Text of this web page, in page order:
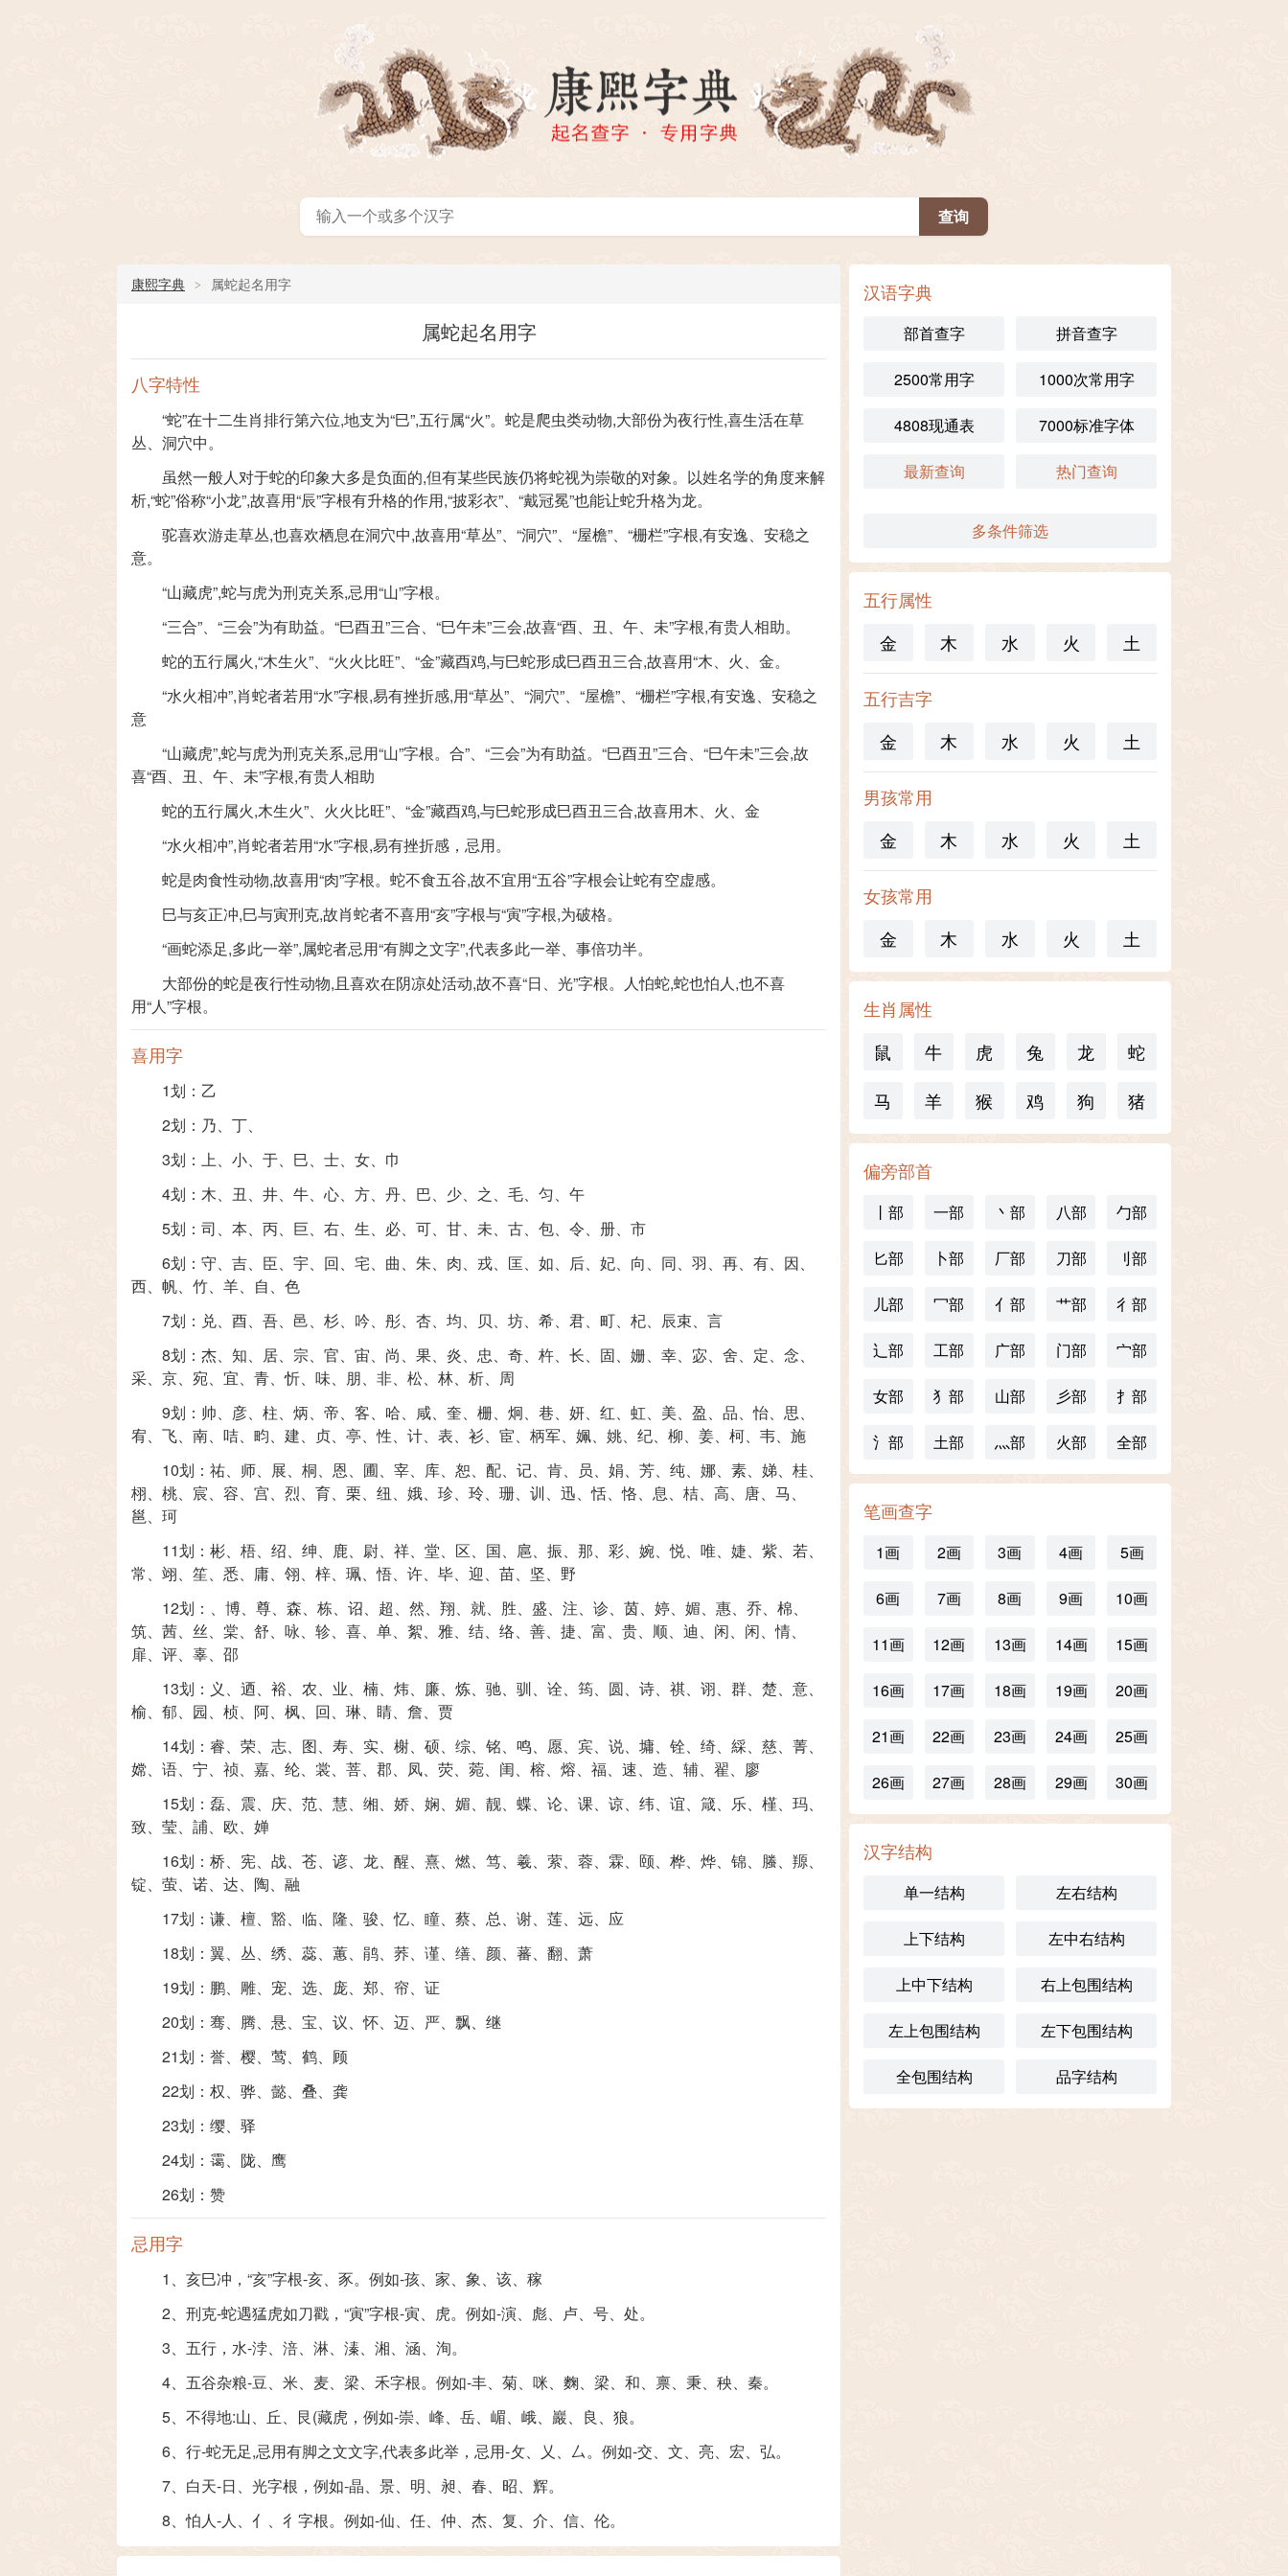
康熙字典 属蛇起名用字
属蛇起名用字
八字特性
“蛇”在十二生肖排行第六位,地支为“巳”,五行属“火”。蛇是爬虫类动物,大部份为夜行性,喜生活在草
丛、洞穴中。
虽然一般人对于蛇的印象大多是负面的,但有某些民族仍将蛇视为崇敬的对象。以姓名学的角度来解
析,“蛇”俗称“小龙”,故喜用“辰”字根有升格的作用,“披彩衣”、“戴冠冕”也能让蛇升格为龙。
驼喜欢游走草丛,也喜欢栖息在洞穴中,故喜用“草丛”、“洞穴”、“屋檐”、“栅栏”字根,有安逸、安稳之
意。
“山藏虎”,蛇与虎为刑克关系,忌用“山”字根。
“三合”、“三会”为有助益。“巳酉丑”三合、“巳午未”三会,故喜“酉、丑、午、未”字根,有贵人相助。
蛇的五行属火,“木生火”、“火火比旺”、“金”藏酉鸡,与巳蛇形成巳酉丑三合,故喜用“木、火、金。
“水火相冲”,肖蛇者若用“水”字根,易有挫折感,用“草丛”、“洞穴”、“屋檐”、“栅栏”字根,有安逸、安稳之
意
“山藏虎”,蛇与虎为刑克关系,忌用“山”字根。合”、“三会”为有助益。“巳酉丑”三合、“巳午未”三会,故
喜“酉、丑、午、未”字根,有贵人相助
蛇的五行属火,木生火”、火火比旺”、“金”藏酉鸡,与巳蛇形成巳酉丑三合,故喜用木、火、金
“水火相冲”,肖蛇者若用“水”字根,易有挫折感，忌用。
蛇是肉食性动物,故喜用“肉”字根。蛇不食五谷,故不宜用“五谷”字根会让蛇有空虚感。
巳与亥正冲,巳与寅刑克,故肖蛇者不喜用“亥”字根与“寅”字根,为破格。
“画蛇添足,多此一举”,属蛇者忌用“有脚之文字”,代表多此一举、事倍功半。
大部份的蛇是夜行性动物,且喜欢在阴凉处活动,故不喜“日、光”字根。人怕蛇,蛇也怕人,也不喜
用“人”字根。
喜用字
1划： 乙
2划： 乃、 丁、
3划： 上、 小、 于、 巳、 士、 女、 巾
4划： 木、 丑、 井、 牛、 心、 方、 丹、 巴、 少、 之、 毛、 匀、 午
5划： 司、 本、 丙、 巨、 右、 生、 必、 可、 甘、 未、 古、 包、 令、 册、 市
6划： 守、 吉、 臣、 宇、 回、 宅、 曲、 朱、 肉、 戎、 匡、 如、 后、 妃、 向、 同、 羽、 再、 有、 因、
西、 帆、 竹、 羊、 自、 色
7划： 兑、 酉、 吾、 邑、 杉、 吟、 彤、 杏、 均、 贝、 坊、 希、 君、 町、 杞、 辰束、 言
8划： 杰、 知、 居、 宗、 官、 宙、 尚、 果、 炎、 忠、 奇、 杵、 长、 固、 姗、 幸、 宓、 舍、 定、 念、
采、 京、 宛、 宜、 青、忻、 味、 朋、 非、 松、 林、 析、 周
9划： 帅、 彦、 柱、 炳、 帝、 客、 哈、 咸、 奎、 栅、 炯、 巷、 妍、 红、 虹、 美、 盈、 品、怡、 思、
宥、 飞、 南、 咭、 畇、 建、 贞、 亭、性、 计、 表、 衫、 宦、 柄军、 姵、 姚、 纪、 柳、 姜、 柯、 韦、 施
10划： 祐、 师、 展、 桐、 恩、 圃、 宰、 库、 恕、 配、 记、 肯、 员、 娟、 芳、 纯、 娜、 素、 娣、 桂、
栩、 桃、 宸、 容、 宫、 烈、 育、 栗、 纽、 娥、 珍、 玲、 珊、 训、 迅、恬、恪、 息、 桔、 高、 唐、 马、
邕、 珂
11划： 彬、 梧、 绍、 绅、 鹿、 尉、 祥、 堂、 区、 国、 扈、 振、 那、 彩、 婉、悦、 唯、 婕、 紫、 若、
常、 翊、 笙、 悉、 庸、 翎、 梓、 珮、悟、 许、 毕、 迎、 苗、 坚、 野
12划： 、 博、 尊、 森、 栋、 诏、 超、 然、 翔、 就、 胜、 盛、 注、 诊、 茵、 婷、 媚、 惠、 乔、 棉、
筑、 茜、 丝、 棠、 舒、 咏、 轸、 喜、 单、 絮、 雅、 结、 络、 善、 捷、 富、 贵、 顺、 迪、 闲、 闲、情、
扉、 评、 辜、 邵
13划： 义 、 迺、 裕、 农、 业、 楠、 炜、 廉、 炼、 驰、 驯、 诠、 筠、 圆、 诗、 祺、 诩、 群、 楚、 意、
榆、 郁、 园、 桢、 阿、 枫、 回、 琳、 睛、 詹、 贾
14划： 睿、 荣、 志、 图、 寿、 实、 榭、 硕、 综、 铭、 鸣、 愿、 宾、 说、 墉、 铨、 绮、 綵、 慈、 菁、
嫦、 语、 宁、 祯、 嘉、 纶、 裳、 菩、 郡、 凤、 荧、 菀、 闺、 榕、 熔、 福、 速、 造、 辅、 翟、 廖
15划： 磊、 震、 庆、 范、 慧、 缃、 娇、 娴、 媚、 靓、 蝶、 论、 课、 谅、 纬、 谊、 箴、 乐、 槿、 玛、
致、 莹、 誧、 欧、 婵
16划： 桥、 宪、 战、 苍、 谚、 龙、 醒、 熹、 燃、 笃、 羲、 萦、 蓉、 霖、 颐、 桦、 烨、 锦、 螣、 羱、
锭、 萤、 诺、 达、 陶、 融
17划： 谦、 檀、 豁、 临、 隆、 骏、忆、 瞳、 蔡、 总、 谢、 莲、 远、 应
18划： 翼、 丛、 绣、 蕊、 蕙、 鹃、 荞、 谨、 缮、 颜、 蕃、 翻、 萧
19划： 鹏、 雕、 宠、 选、 庞、 郑、 帘、 证
20划： 骞、 腾、 悬、 宝、 议、怀、 迈、 严、 飘、 继
21划： 誉、 樱、 莺、 鹤、 顾
22划： 权、 骅、 懿、 叠、 龚
23划： 缨、 驿
24划： 霭、 陇、 鹰
26划： 赞
忌用字
1、亥巳冲，“亥”字根-亥、豕。例如-孩、家、象、该、稼
2、刑克-蛇遇猛虎如刀戳，“寅”字根-寅、虎。例如-演、彪、卢、号、处。
3、五行，水-浡、涪、淋、溱、湘、涵、洵。
4、五谷杂粮-豆、米、麦、梁、禾字根。例如-丰、菊、咪、麴、梁、和、禀、秉、秧、秦。
5、不得地:山、丘、艮(藏虎，例如-崇、峰、岳、嵋、峨、巖、良、狼。
6、行-蛇无足,忌用有脚之文文字,代表多此举，忌用-攵、乂、厶。例如-交、文、亮、宏、弘。
7、白天-日、光字根，例如-晶、景、明、昶、春、昭、辉。
8、怕人-人、亻、彳字根。例如-仙、任、仲、杰、复、介、信、伦。
汉语字典
部首查字 拼音查字
2500常用字 1000次常用字
4808现通表 7000标准字体
最新查询 热门查询
多条件筛选
五行属性
金
木 水 火 土
五行吉字
金
木 水 火 土
男孩常用
金
木 水 火 土
女孩常用
金
木 水 火 土
生肖属性
鼠
牛 虎 兔 龙
蛇
马
羊 猴 鸡 狗 猪
偏旁部首
丨部 一部 丶部 八部 勹部
匕部 卜部 厂部 刀部 刂部
儿部 冖部 亻部 艹部 彳部
辶部 工部 广部 门部 宀部
女部 犭部 山部 彡部 扌部
氵部 土部 灬部 火部 全部
笔画查字
1画 2画 3画 4画 5画
6画 7画 8画 9画 10画
11画 12画 13画 14画 15画
16画 17画 18画 19画 20画
21画 22画 23画 24画 25画
26画 27画 28画 29画 30画
汉字结构
单一结构 左右结构
上下结构 左中右结构
上中下结构 右上包围结构
左上包围结构 左下包围结构
全包围结构 品字结构